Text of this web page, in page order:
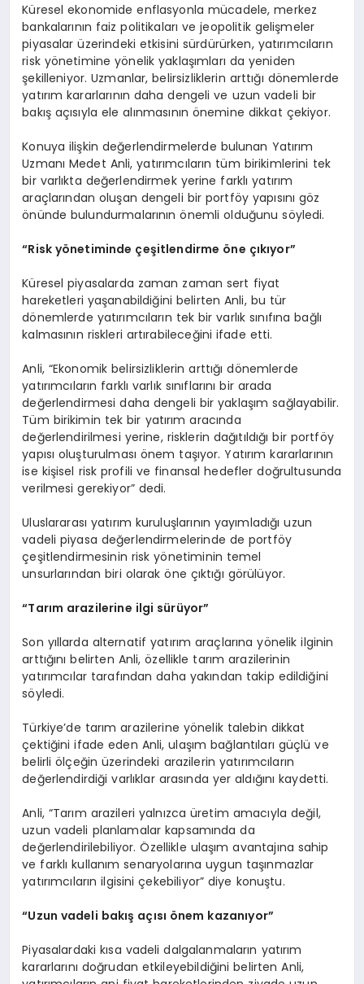
Küresel ekonomide enflasyonla mücadele, merkez
bankalarının faiz politikaları ve jeopolitik gelişmeler
piyasalar üzerindeki etkisini sürdürürken, yatırımcıların
risk yönetimine yönelik yaklaşımları da yeniden
şekilleniyor. Uzmanlar, belirsizliklerin arttığı dönemlerde
yatırım kararlarının daha dengeli ve uzun vadeli bir
bakış açısıyla ele alınmasının önemine dikkat çekiyor.
Konuya ilişkin değerlendirmelerde bulunan Yatırım
Uzmanı Medet Anli, yatırımcıların tüm birikimlerini tek
bir varlıkta değerlendirmek yerine farklı yatırım
araçlarından oluşan dengeli bir portföy yapısını göz
önünde bulundurmalarının önemli olduğunu söyledi.
“Risk yönetiminde çeşitlendirme öne çıkıyor”
Küresel piyasalarda zaman zaman sert fiyat
hareketleri yaşanabildiğini belirten Anli, bu tür
dönemlerde yatırımcıların tek bir varlık sınıfına bağlı
kalmasının riskleri artırabileceğini ifade etti.
Anli, “Ekonomik belirsizliklerin arttığı dönemlerde
yatırımcıların farklı varlık sınıflarını bir arada
değerlendirmesi daha dengeli bir yaklaşım sağlayabilir.
Tüm birikimin tek bir yatırım aracında
değerlendirilmesi yerine, risklerin dağıtıldığı bir portföy
yapısı oluşturulması önem taşıyor. Yatırım kararlarının
ise kişisel risk profili ve finansal hedefler doğrultusunda
verilmesi gerekiyor” dedi.
Uluslararası yatırım kuruluşlarının yayımladığı uzun
vadeli piyasa değerlendirmelerinde de portföy
çeşitlendirmesinin risk yönetiminin temel
unsurlarından biri olarak öne çıktığı görülüyor.
“Tarım arazilerine ilgi sürüyor”
Son yıllarda alternatif yatırım araçlarına yönelik ilginin
arttığını belirten Anli, özellikle tarım arazilerinin
yatırımcılar tarafından daha yakından takip edildiğini
söyledi.
Türkiye’de tarım arazilerine yönelik talebin dikkat
çektiğini ifade eden Anli, ulaşım bağlantıları güçlü ve
belirli ölçeğin üzerindeki arazilerin yatırımcıların
değerlendirdiği varlıklar arasında yer aldığını kaydetti.
Anli, “Tarım arazileri yalnızca üretim amacıyla değil,
uzun vadeli planlamalar kapsamında da
değerlendirilebiliyor. Özellikle ulaşım avantajına sahip
ve farklı kullanım senaryolarına uygun taşınmazlar
yatırımcıların ilgisini çekebiliyor” diye konuştu.
“Uzun vadeli bakış açısı önem kazanıyor”
Piyasalardaki kısa vadeli dalgalanmaların yatırım
kararlarını doğrudan etkileyebildiğini belirten Anli,